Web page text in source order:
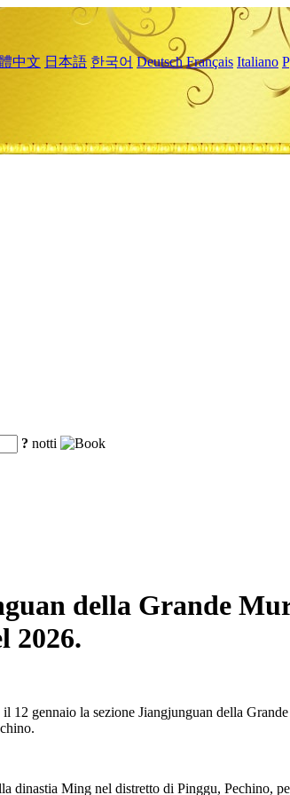
中文 日本語 한국어 Deutsch Français Italiano
? notti
della Grande
2026.
gennaio la sezione Jiangjunguan della
dinastia Ming nel distretto di Pinggu, Pechino,